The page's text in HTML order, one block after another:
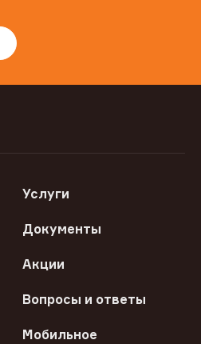
Услуги
Документы
Акции
Вопросы и ответы
Мобильное